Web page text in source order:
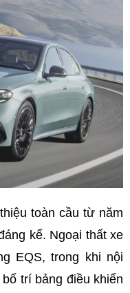
toàn cầu từ năm
kể. Ngoại thất xe
EQS, trong khi nội
trí bảng điều khiển